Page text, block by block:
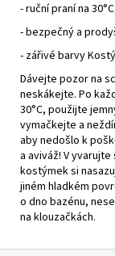
- ruční praní na
- bezpečný a
- zářivé barvy
Dávejte pozor na
neskákejte. Po
30°C, použijte
vymačkejte a
aby nedošlo k
a aviváž! V
kostýmek si
jiném hladkém
o dno bazénu,
na klouzačkách.